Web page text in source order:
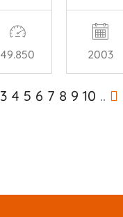
49.850 2003
3 4 5 6 7 8 9 10 ..